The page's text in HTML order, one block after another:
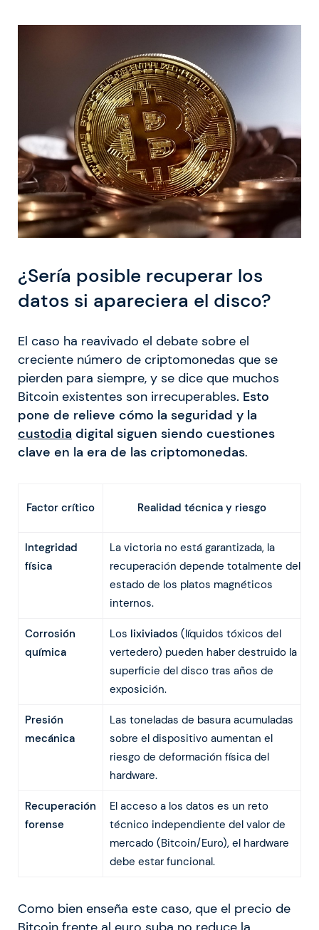
¿Sería posible recuperar los
datos si apareciera el disco?
El caso ha reavivado el debate sobre el
creciente número de criptomonedas que se
pierden para siempre, y se dice que muchos
Bitcoin existentes son irrecuperables. Esto
pone de relieve cómo la seguridad y la
custodia digital siguen siendo cuestiones
clave en la era de las criptomonedas.
Factor crítico Realidad técnica y riesgo
Integridad
física
La victoria no está garantizada, la
recuperación depende totalmente del
estado de los platos magnéticos
internos.
Corrosión
química
Los lixiviados (líquidos tóxicos del
vertedero) pueden haber destruido la
superficie del disco tras años de
exposición.
Presión
mecánica
Las toneladas de basura acumuladas
sobre el dispositivo aumentan el
riesgo de deformación física del
hardware.
Recuperación
forense
El acceso a los datos es un reto
técnico independiente del valor de
mercado (Bitcoin/Euro), el hardware
debe estar funcional.
Como bien enseña este caso, que el precio de
Bitcoin frente al euro suba no reduce la